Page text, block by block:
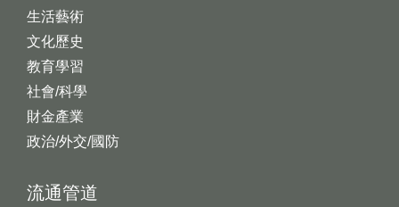
生活藝術
文化歷史
教育學習
社會/科學
財金產業
政治/外交/國防
流通管道